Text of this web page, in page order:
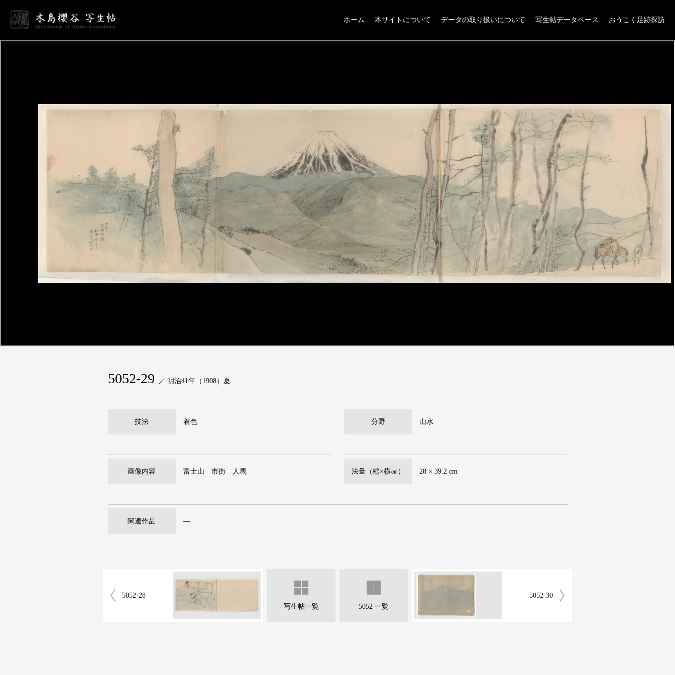
ホーム 本サイトについて データの取り扱いについて 写生帖データベース おうこく足跡探訪
5052-29 ／ 明治41年（1908）夏
技法 着色 分野 山水
画像内容 富士山 市街 人馬 法量（縦×横㎝） 28 × 39.2 cm
関連作品 ―
5052-28
写生帖一覧
5052 一覧
5052-30